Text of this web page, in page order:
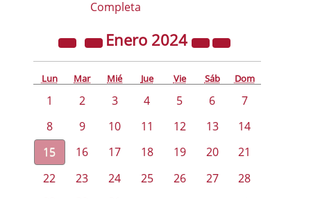
Completa
Enero 2024
Lun Mar Mié Jue Vie Sáb Dom
1 2 3 4 5 6
7
8
9 10 11 12 13
14
15
16 17 18 19 20
21
22
23 24 25 26 27
28